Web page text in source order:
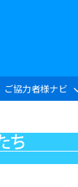
ご協力者様ナビ